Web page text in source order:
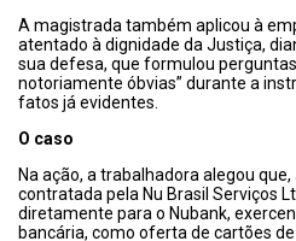
A magistrada também aplicou à
atentado à dignidade da Justiça,
sua defesa, que formulou
notoriamente óbvias” durante a
fatos já evidentes.
O caso
Na ação, a trabalhadora alegou
contratada pela Nu Brasil Serviços
diretamente para o Nubank,
bancária, como oferta de cartões